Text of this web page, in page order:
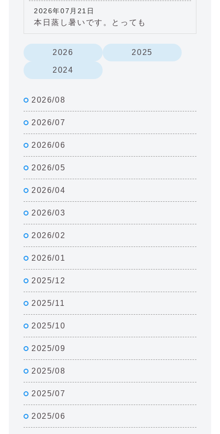
2026年07月21日
本日蒸し暑いです。とっても
2026 2025
2024
2026/08
2026/07
2026/06
2026/05
2026/04
2026/03
2026/02
2026/01
2025/12
2025/11
2025/10
2025/09
2025/08
2025/07
2025/06